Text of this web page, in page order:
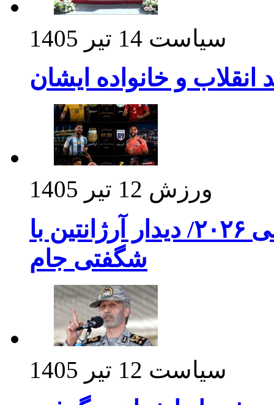
سیاست 14 تیر 1405
انقلاب و خانواده ایشان
ورزش 12 تیر 1405
برنامه بازی های امشب جام جهانی ۲۰۲۶/ دیدار آرژانتین با
شگفتی جام
سیاست 12 تیر 1405